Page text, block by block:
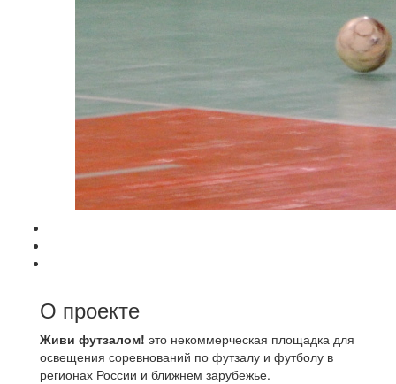
О проекте
Живи футзалом! это некоммерческая площадка для
освещения соревнований по футзалу и футболу в
регионах России и ближнем зарубежье.